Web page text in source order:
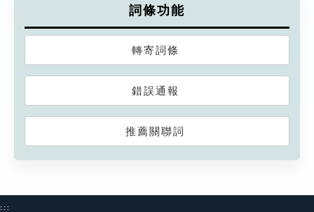
詞條功能
轉寄詞條
錯誤通報
推薦關聯詞
:::